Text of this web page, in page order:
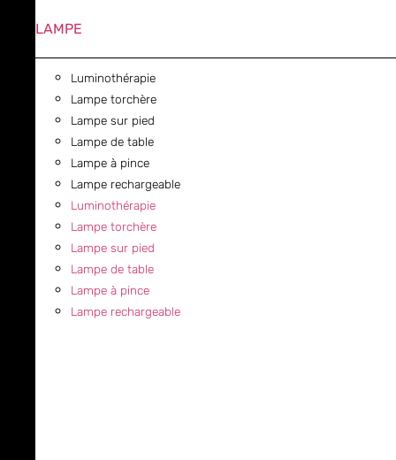
LAMPE
Luminothérapie
Lampe torchère
Lampe sur pied
Lampe de table
Lampe à pince
Lampe rechargeable
Luminothérapie
Lampe torchère
Lampe sur pied
Lampe de table
Lampe à pince
Lampe rechargeable